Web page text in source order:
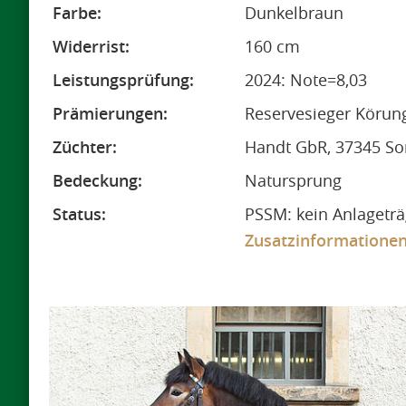
Farbe:
Dunkelbraun
Widerrist:
160 cm
Leistungsprüfung:
2024: Note=8,03
Prämierungen:
Reservesieger
Züchter:
Handt GbR, 37345
Bedeckung:
Natursprung
Status:
PSSM: kein
Zusatzinformationen